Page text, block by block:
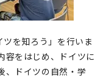
を知ろう」を行いま
容をはじめ、ドイツに
、ドイツの自然・学